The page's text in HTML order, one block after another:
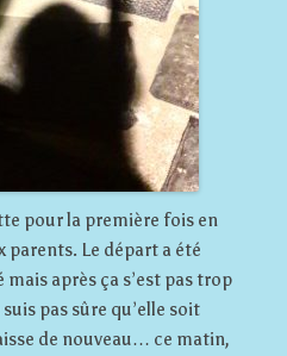
pour la première fois en
parents. Le départ a été
après ça s’est pas trop
pas sûre qu’elle soit
de nouveau… ce matin,